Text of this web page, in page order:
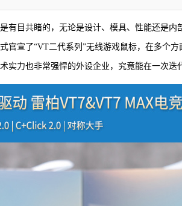
有目共睹的，无论是设计、模具、性能还是
官宣了“VT二代系列”无线游戏鼠标，在多个
实力也非常强悍的外设企业，究竟能在一次迭